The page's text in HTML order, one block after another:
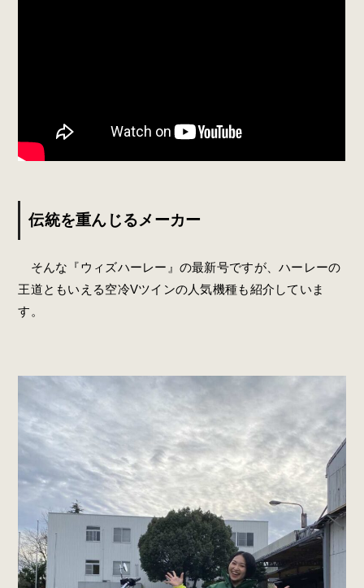
伝統を重んじるメーカー
そんな『ウィズハーレー』の最新号ですが、ハーレーの
王道ともいえる空冷Vツインの人気機種も紹介していま
す。